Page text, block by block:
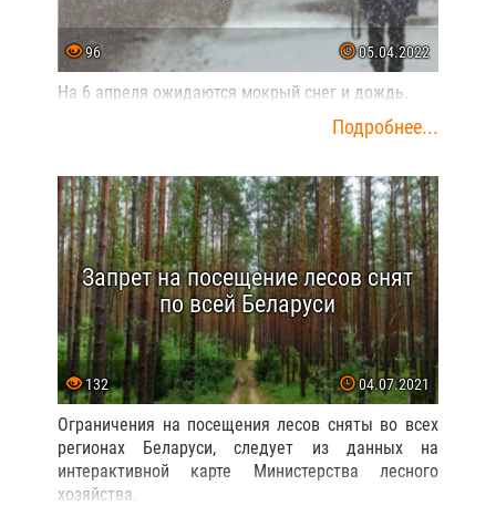
96 05.04.2022
На 6 апреля ожидаются мокрый снег и дождь.
Подробнее...
Запрет на посещение лесов снят
по всей Беларуси
132 04.07.2021
Ограничения на посещения лесов сняты во всех
регионах Беларуси, следует из данных на
интерактивной карте Министерства лесного
хозяйства.